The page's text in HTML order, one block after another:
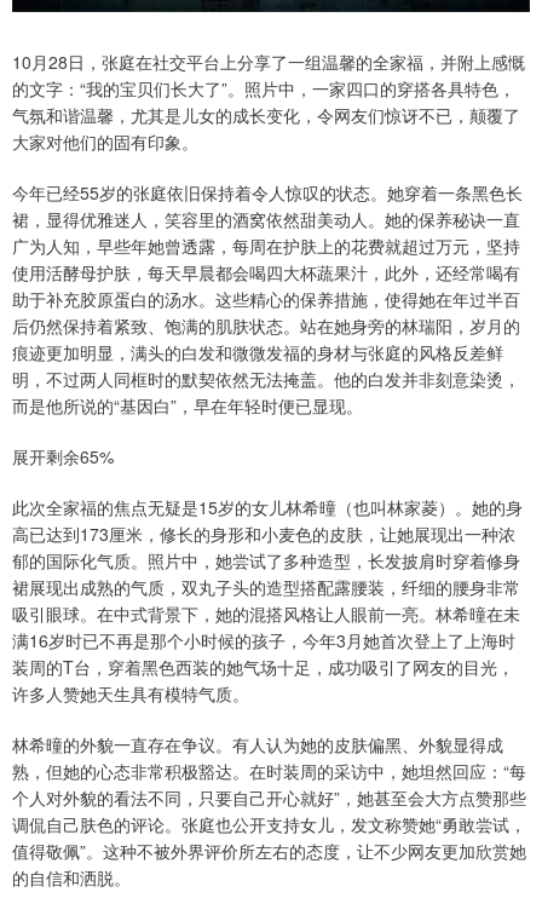
10月28日，张庭在社交平台上分享了一组温馨的全家福，并附上感慨
的文字：“我的宝贝们长大了”。照片中，一家四口的穿搭各具特色，
气氛和谐温馨，尤其是儿女的成长变化，令网友们惊讶不已，颠覆了
大家对他们的固有印象。
今年已经55岁的张庭依旧保持着令人惊叹的状态。她穿着一条黑色长
裙，显得优雅迷人，笑容里的酒窝依然甜美动人。她的保养秘诀一直
广为人知，早些年她曾透露，每周在护肤上的花费就超过万元，坚持
使用活酵母护肤，每天早晨都会喝四大杯蔬果汁，此外，还经常喝有
助于补充胶原蛋白的汤水。这些精心的保养措施，使得她在年过半百
后仍然保持着紧致、饱满的肌肤状态。站在她身旁的林瑞阳，岁月的
痕迹更加明显，满头的白发和微微发福的身材与张庭的风格反差鲜
明，不过两人同框时的默契依然无法掩盖。他的白发并非刻意染烫，
而是他所说的“基因白”，早在年轻时便已显现。
展开剩余65%
此次全家福的焦点无疑是15岁的女儿林希曈（也叫林家菱）。她的身
高已达到173厘米，修长的身形和小麦色的皮肤，让她展现出一种浓
郁的国际化气质。照片中，她尝试了多种造型，长发披肩时穿着修身
裙展现出成熟的气质，双丸子头的造型搭配露腰装，纤细的腰身非常
吸引眼球。在中式背景下，她的混搭风格让人眼前一亮。林希曈在未
满16岁时已不再是那个小时候的孩子，今年3月她首次登上了上海时
装周的T台，穿着黑色西装的她气场十足，成功吸引了网友的目光，
许多人赞她天生具有模特气质。
林希曈的外貌一直存在争议。有人认为她的皮肤偏黑、外貌显得成
熟，但她的心态非常积极豁达。在时装周的采访中，她坦然回应：“每
个人对外貌的看法不同，只要自己开心就好”，她甚至会大方点赞那些
调侃自己肤色的评论。张庭也公开支持女儿，发文称赞她“勇敢尝试，
值得敬佩”。这种不被外界评价所左右的态度，让不少网友更加欣赏她
的自信和洒脱。